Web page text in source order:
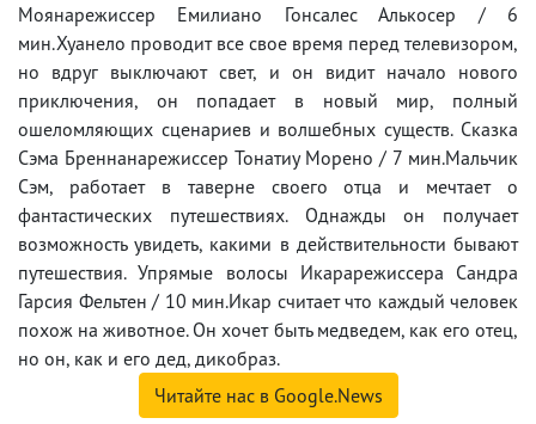
Моянарежиссер Емилиано Гонсалес Алькосер / 6
мин.Хуанело проводит все свое время перед телевизором,
но вдруг выключают свет, и он видит начало нового
приключения, он попадает в новый мир, полный
ошеломляющих сценариев и волшебных существ. Сказка
Сэма Бреннанарежиссер Тонатиу Морено / 7 мин.Мальчик
Сэм, работает в таверне своего отца и мечтает о
фантастических путешествиях. Однажды он получает
возможность увидеть, какими в действительности бывают
путешествия. Упрямые волосы Икарарежиссера Сандра
Гарсия Фельтен / 10 мин.Икар считает что каждый человек
похож на животное. Он хочет быть медведем, как его отец,
но он, как и его дед, дикобраз.
Читайте нас в Google.News